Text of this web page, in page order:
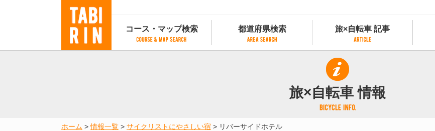
コース・マップ検索
地図から検索
都道府県検索
都道府県別サイクリング情報
都道府県アクセスランキング
旅×自転車 記事
旅×自転車 記事
記事一覧
カテゴリから探す
サイクリストにやさしい宿
サイクルトレイン
旅×自転車 情報
ホーム >情報一覧 > サイクリストにやさしい宿 > リバーサイドホテル